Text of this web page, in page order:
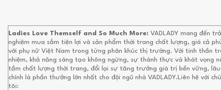
Ladies Love Themself and So Much More: VADLADY mang đến
nghiệm mua sắm tiện lợi và sản phẩm thời trang chất lượng, giá cả
với phụ nữ Việt Nam trong từng phân khúc thị trường. Với tinh thần
nhiệm, khả năng sáng tạo không ngừng, sự thành thực và khát vọng
tầm chất lượng thời trang, đổi lại sự tăng trưởng giá trị bền vững,
chính là phần thưởng lớn nhất cho đội ngũ nhà VADLADY.Liên hệ với
tôi: